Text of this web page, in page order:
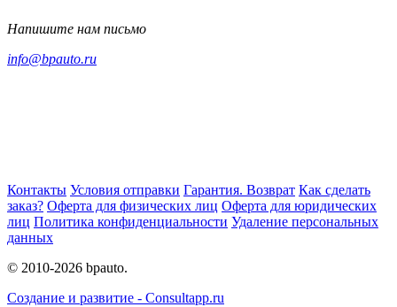
Напишите нам письмо
info@bpauto.ru
Контакты Условия отправки Гарантия. Возврат Как сделать
заказ? Оферта для физических лиц Оферта для юридических
лиц Политика конфиденциальности Удаление персональных
данных
© 2010-2026 bpauto.
Создание и развитие - Consultapp.ru